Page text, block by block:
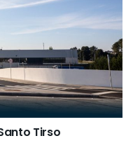
Tirso